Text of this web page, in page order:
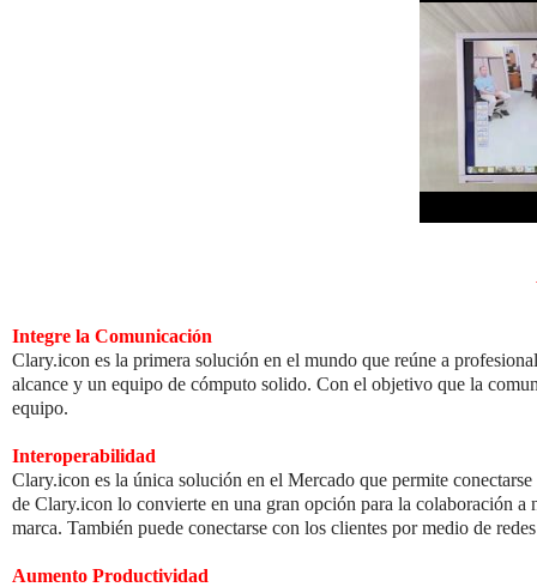
Integre la Comunicación
Clary.icon es la primera solución en el mundo que reúne a
alcance y un equipo de cómputo solido. Con el objetivo que la
equipo.
Interoperabilidad
Clary.icon es la única solución en el Mercado que permite
de Clary.icon lo convierte en una gran opción para la colaboración
marca. También puede conectarse con los clientes por medio de
Aumento Productividad